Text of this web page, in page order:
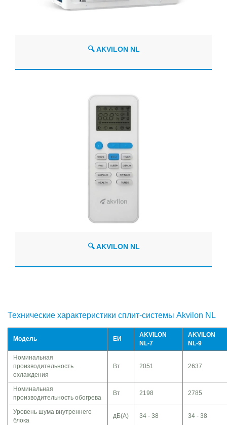
🔍 AKVILON NL
🔍 AKVILON NL
Технические характеристики сплит-системы Akvilon NL
Модель ЕИ
AKVILON
NL-7
AKVILON
NL-9
Номинальная
производительность
охлаждения
Вт 2051 2637
Номинальная
производительность обогрева
Вт 2198 2785
Уровень шума внутреннего
блока
дБ(A) 34 - 38 34 - 38